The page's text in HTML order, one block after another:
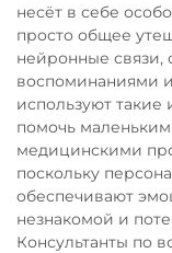
несёт в себе
просто общее
нейронные связи,
воспоминаниями
используют
помочь
медицинскими
поскольку
обеспечивают
незнакомой и
Консультанты по